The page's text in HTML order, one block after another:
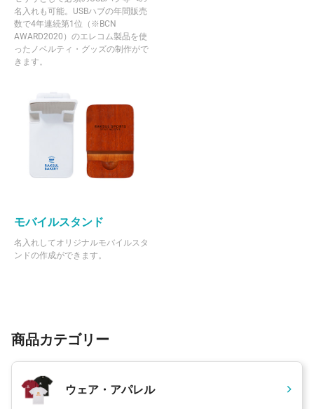
名入れも可能。USBハブの年間販売
数で4年連続第1位（※BCN
AWARD2020）のエレコム製品を使
ったノベルティ・グッズの制作がで
きます。
モバイルスタンド
名入れしてオリジナルモバイルスタ
ンドの作成ができます。
商品カテゴリー
ウェア・アパレル